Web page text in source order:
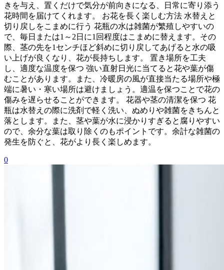
きを与え、置くだけで気分が前向きになる、日常に寄り添う
花時間を届けてくれます。 お花を長く楽しむ方法 水替えと
切り戻しをこまめに行う 花瓶の水は雑菌が繁殖しやすいの
で、毎日または1～2日に1回程度はこまめに替えます。その
際、茎の先を1センチほど斜めに切り戻してあげると水の吸
い上げが良くなり、花が長持ちします。 置き場所を工夫
し、適度な温度を保つ 強い直射日光に当てると花や葉が傷
むことがあります。また、冷暖房の風が直接当たる場所や極
端に暑い・寒い場所は避けましょう。適温を保つことで花の
傷みを遅らせることができます。 花器や茎の清潔を保つ 花
瓶は水替えの際に洗剤で軽く洗い、ぬめりや雑菌をきちんと
落とします。また、茎や葉が水に浸かりすぎると腐りやすい
ので、余分な葉は取り除くのもポイントです。余計な雑菌の
発生を防ぐと、花がより長く楽しめます。
0